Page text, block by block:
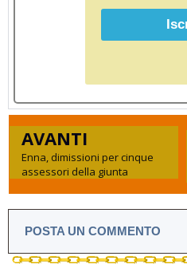
AVANTI
Enna, dimissioni per cinque
assessori della giunta
POSTA UN COMMENTO